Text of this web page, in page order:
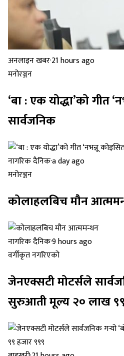
अनलाइन खबर·21 hours ago
मनोरञ्जन
‘बा : एक योद्धा’को गीत
सार्वजनिक
नागरिक दैनिक·a day ago
मनोरञ्जन
कोलाहलबिच मौन
नागरिक दैनिक·9 hours ago
वर्गीकृत नगरिएको
जेनएक्सटी मोटर्सले
सुरुआती मूल्य २० लाख